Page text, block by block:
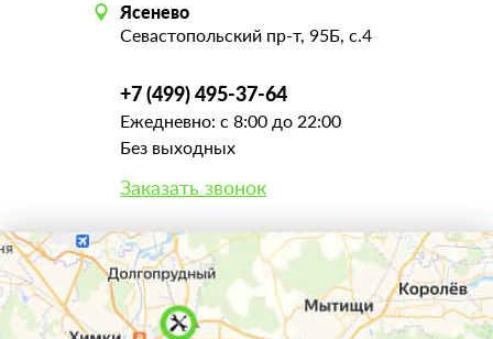
Ясенево
Севастопольский пр-т, 95Б, с.4
+7 (499) 495-37-64
Ежедневно: с 8:00 до 22:00
Без выходных
Заказать звонок